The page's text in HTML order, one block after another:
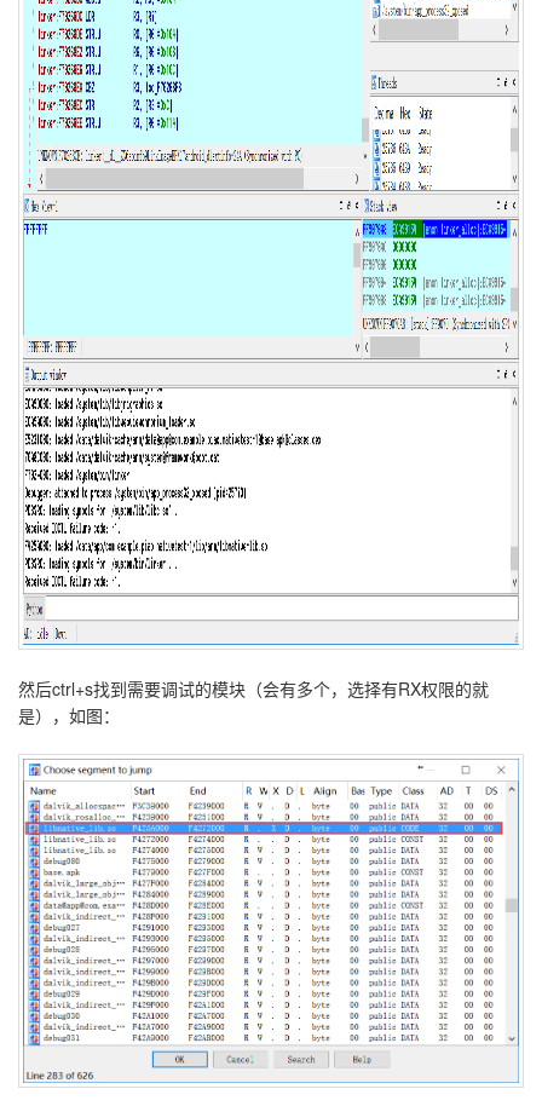
然后ctrl+s找到需要调试的模块（会有多个，选择有RX权限的就
是），如图：